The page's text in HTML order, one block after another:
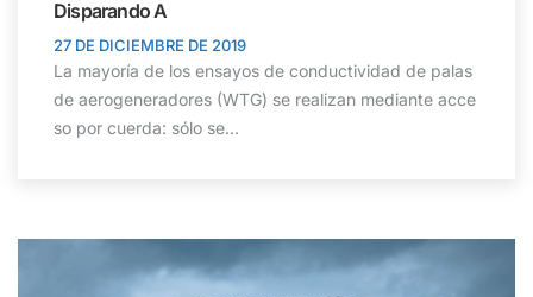
Disparando A
27 DE DICIEMBRE DE 2019
La mayoría de los ensayos de conductividad de palas
de aerogeneradores (WTG) se realizan mediante acce
so por cuerda: sólo se...